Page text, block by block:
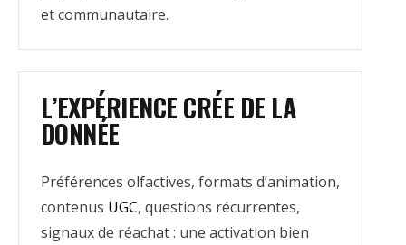
et communautaire.
L’EXPÉRIENCE CRÉE DE LA
DONNÉE
Préférences olfactives, formats d’animation,
contenus UGC, questions récurrentes,
signaux de réachat : une activation bien